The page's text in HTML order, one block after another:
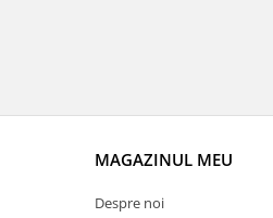
MAGAZINUL MEU
Despre noi